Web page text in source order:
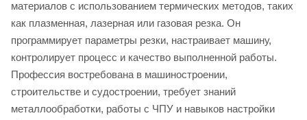
материалов с использованием термических методов, таких
как плазменная, лазерная или газовая резка. Он
программирует параметры резки, настраивает машину,
контролирует процесс и качество выполненной работы.
Профессия востребована в машиностроении,
строительстве и судостроении, требует знаний
металлообработки, работы с ЧПУ и навыков настройки